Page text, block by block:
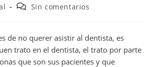
Sin comentarios
de no querer asistir al dentista, es
trato en el dentista, el trato por parte
que son sus pacientes y que